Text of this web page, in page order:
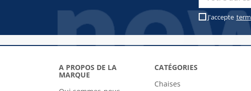
J'accepte
A PROPOS DE LA
MARQUE
CATÉGORIES
Chaises